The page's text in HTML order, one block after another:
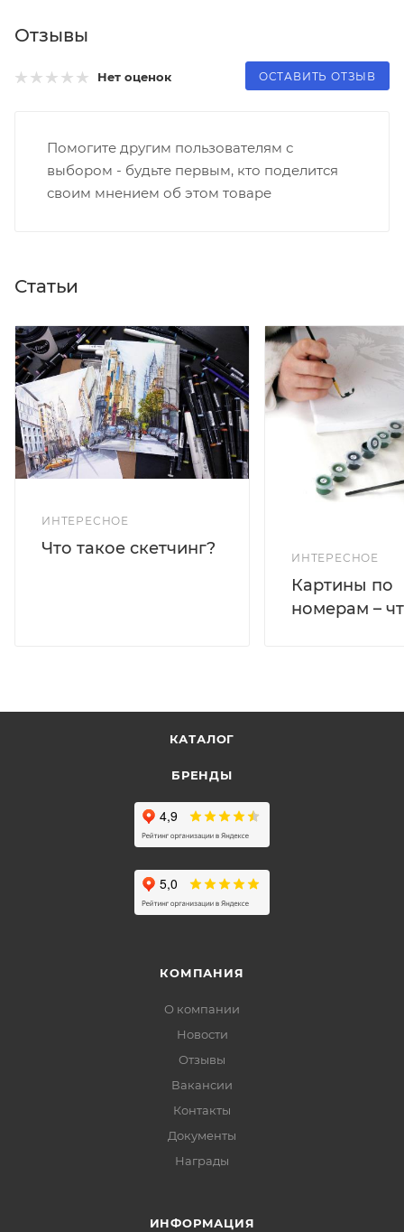
Отзывы
Нет оценок ОСТАВИТЬ ОТЗЫВ
Помогите другим пользователям с
выбором - будьте первым, кто поделится
своим мнением об этом товаре
Статьи
ИНТЕРЕСНОЕ
Что такое скетчинг?
ИНТЕРЕСНОЕ
Картины по
номерам –
КАТАЛОГ
БРЕНДЫ
КОМПАНИЯ
О компании
Новости
Отзывы
Вакансии
Контакты
Документы
Награды
ИНФОРМАЦИЯ